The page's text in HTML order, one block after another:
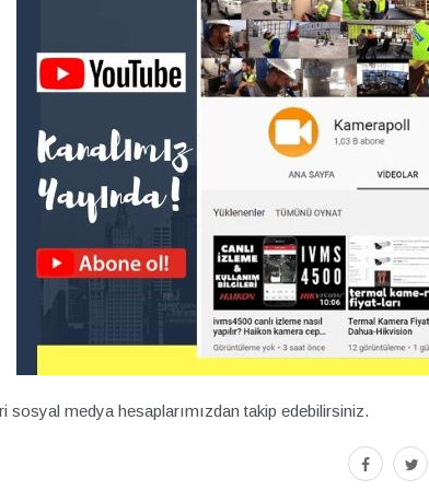
sosyal medya hesaplarımızdan takip edebilirsiniz.
facebook
twitter